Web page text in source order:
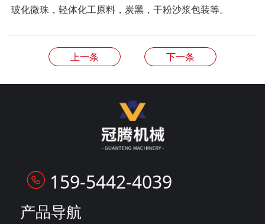
玻化微珠，轻体化工原料，炭黑，干粉沙浆包装等。
上一条 下一条
159-5442-4039
产品导航